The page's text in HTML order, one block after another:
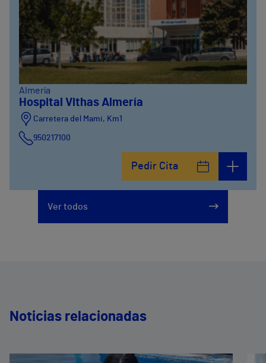
Almería
Hospital Vithas Almería
Carretera del Mami, Km1
950217100
Pedir Cita
Ver todos
Noticias relacionadas